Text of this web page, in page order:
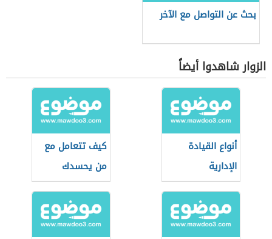
بحث عن التواصل مع الآخر
الزوار شاهدوا أيضاً
أنواع القيادة
الإدارية
كيف تتعامل مع
من يحسدك